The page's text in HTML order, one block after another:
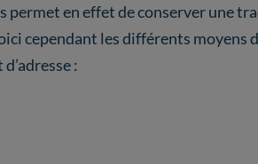
permet en effet de conserver une
cependant les différents moyens
: